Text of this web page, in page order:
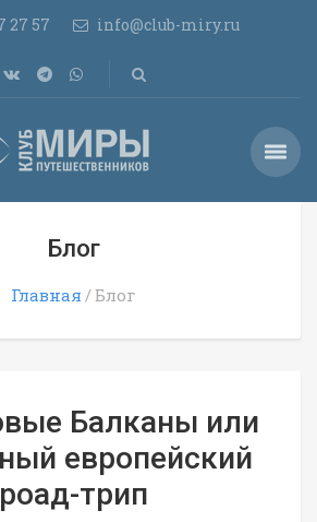
27 57 info@club-miry.ru
Блог
Главная Блог
Балканы или
европейский
роад-трип